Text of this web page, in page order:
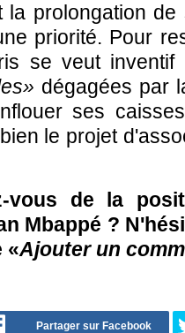
la prolongation
priorité. Pour
se veut
dégagées par
ses
le projet
vous de la
Mbappé ?
«Ajouter un
Partager sur Facebook